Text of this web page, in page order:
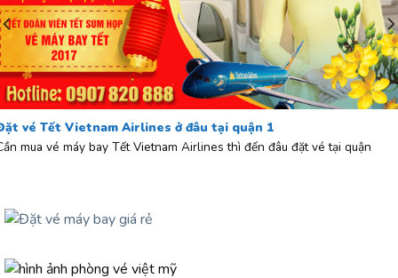
vé Tết Vietnam Airlines ở đâu tại quận 1
mua vé máy bay Tết Vietnam Airlines thì đến đâu đặt vé tại quận